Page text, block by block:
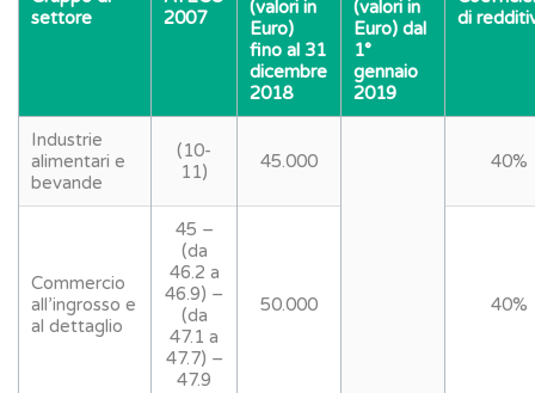
settore
2007
(valori in
Euro)
fino al 31
dicembre
2018
(valori in
Euro) dal
1°
gennaio
2019
di
Industrie
alimentari e
bevande
(10-
11)
45.000 40%
Commercio
all’ingrosso e
al dettaglio
45 –
(da
46.2 a
46.9) –
(da
47.1 a
47.7) –
47.9
50.000 40%